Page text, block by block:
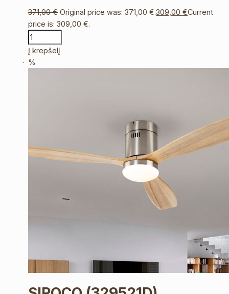
371,00€ Original price was: 371,00 €.309,00€Current
price is: 309,00 €.
Į krepšelį
%